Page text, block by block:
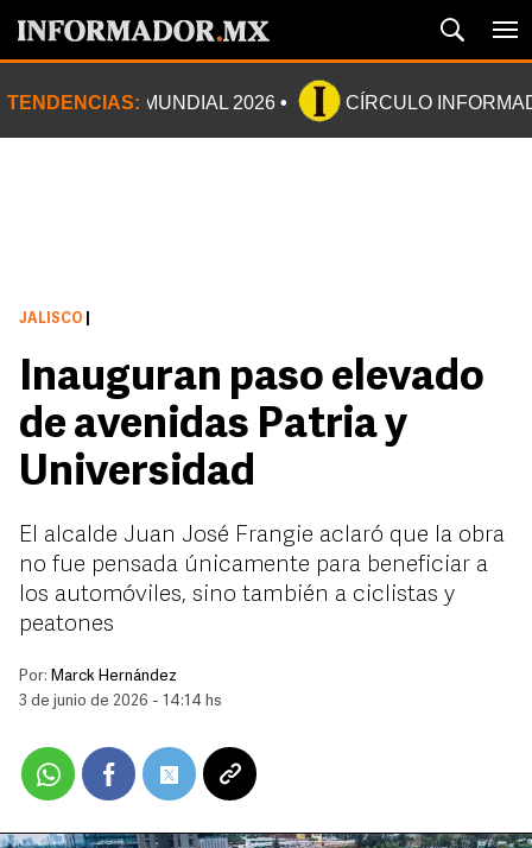
TENDENCIAS: MUNDIAL 2026 CÍRCULO
JALISCO
Inauguran paso elevado
de avenidas Patria y
Universidad
El alcalde Juan José Frangie aclaró que la obra
no fue pensada únicamente para beneficiar a
los automóviles, sino también a ciclistas y
peatones
Por: Marck Hernández
3 de junio de 2026 - 14:14 hs